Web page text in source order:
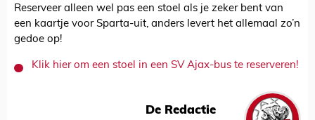
Reserveer alleen wel pas een stoel als je zeker bent van
een kaartje voor Sparta-uit, anders levert het allemaal zo’n
gedoe op!
Klik hier om een stoel in een SV Ajax-bus te reserveren!
De Redactie